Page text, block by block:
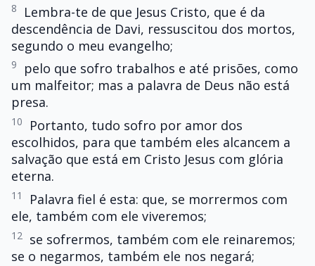
8
Lembra-te de que Jesus Cristo, que é da
descendência de Davi, ressuscitou dos mortos,
segundo o meu evangelho;
9
pelo que sofro trabalhos e até prisões, como
um malfeitor; mas a palavra de Deus não está
presa.
10
Portanto, tudo sofro por amor dos
escolhidos, para que também eles alcancem a
salvação que está em Cristo Jesus com glória
eterna.
11
Palavra fiel é esta: que, se morrermos com
ele, também com ele viveremos;
12
se sofrermos, também com ele reinaremos;
se o negarmos, também ele nos negará;